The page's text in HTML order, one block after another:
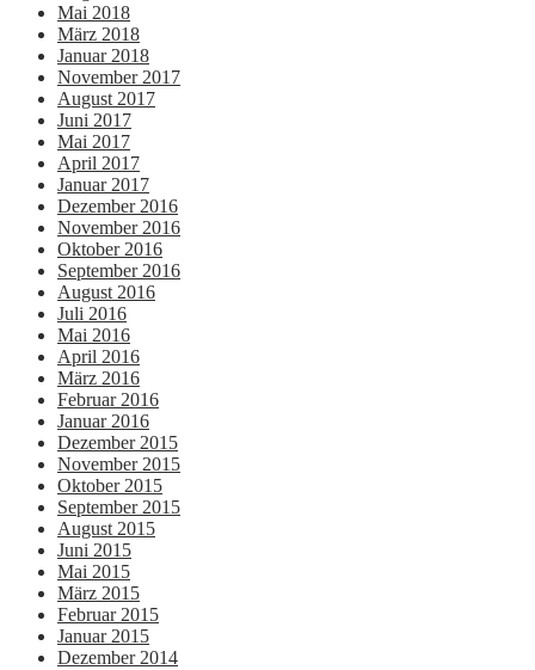
Mai 2018
März 2018
Januar 2018
November 2017
August 2017
Juni 2017
Mai 2017
April 2017
Januar 2017
Dezember 2016
November 2016
Oktober 2016
September 2016
August 2016
Juli 2016
Mai 2016
April 2016
März 2016
Februar 2016
Januar 2016
Dezember 2015
November 2015
Oktober 2015
September 2015
August 2015
Juni 2015
Mai 2015
März 2015
Februar 2015
Januar 2015
Dezember 2014